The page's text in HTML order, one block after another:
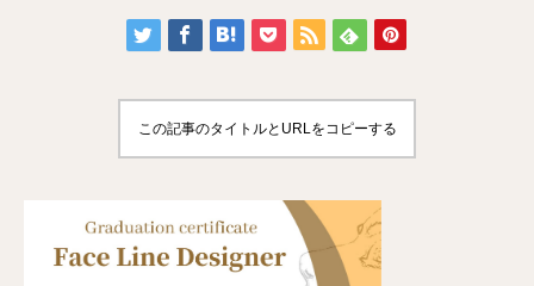
この記事のタイトルとURLをコピーする